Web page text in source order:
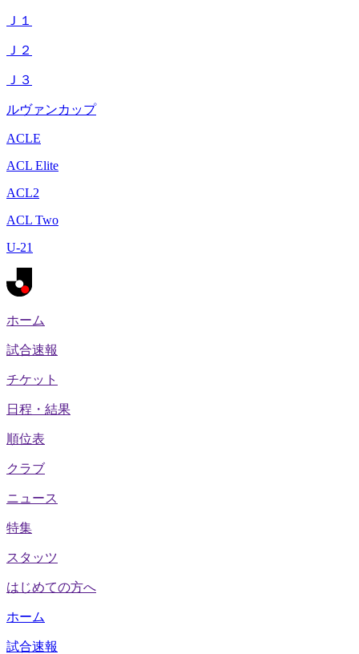
Ｊ１
Ｊ２
Ｊ３
ルヴァンカップ
ACLE
ACL Elite
ACL2
ACL Two
U-21
ホーム
試合速報
チケット
日程・結果
順位表
クラブ
ニュース
特集
スタッツ
はじめての方へ
ホーム
試合速報